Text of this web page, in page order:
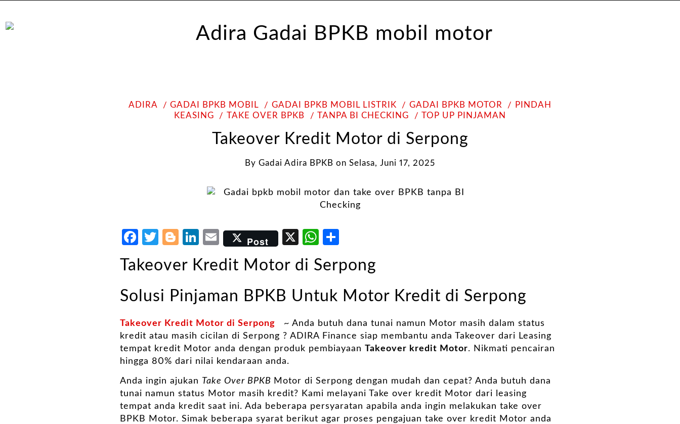
ADIRA GADAI BPKB MOBIL GADAI BPKB MOBIL LISTRIK GADAI BPKB MOTOR
PINDAH
KEASING
TAKE OVER BPKB TANPA BI CHECKING TOP UP PINJAMAN
Takeover Kredit Motor di Serpong
By Gadai Adira BPKB on Selasa, Juni 17, 2025
Facebook
Twitter
Blogger
LinkedIn
EmailPost X WhatsApp
Takeover Kredit Motor di Serpong
Solusi Pinjaman BPKB Untuk Motor Kredit di Serpong
Takeover Kredit Motor di Serpong
~ Anda butuh dana tunai namun Motor masih dalam status
kredit atau masih cicilan di Serpong ? ADIRA Finance siap membantu anda Takeover dari Leasing
tempat kredit Motor anda dengan produk pembiayaan Takeover kredit Motor. Nikmati pencairan
hingga 80% dari nilai kendaraan anda.
Anda ingin ajukan Take Over BPKB Motor di Serpong dengan mudah dan cepat? Anda butuh dana
tunai namun status Motor masih kredit? Kami melayani Take over kredit Motor dari leasing
tempat anda kredit saat ini. Ada beberapa persyaratan apabila anda ingin melakukan take over
BPKB Motor. Simak beberapa syarat berikut agar proses pengajuan take over kredit Motor anda